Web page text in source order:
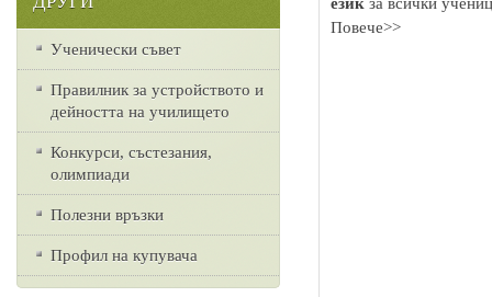
Повече>>
Ученически съвет
Правилник за устройството и
дейността на училището
Конкурси, състезания,
олимпиади
Полезни връзки
Профил на купувача